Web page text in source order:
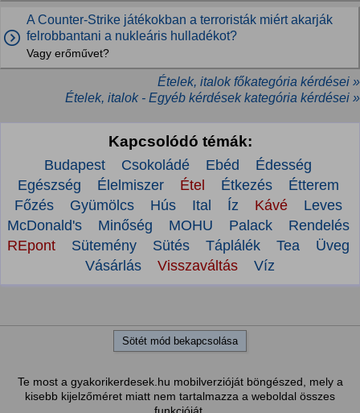
A Counter-Strike játékokban a terroristák miért akarják
felrobbantani a nukleáris hulladékot?
Vagy erőművet?
Ételek, italok főkategória kérdései »
Ételek, italok - Egyéb kérdések kategória kérdései »
Kapcsolódó témák:
Budapest Csokoládé Ebéd
Édesség
Egészség
Élelmiszer Étel Étkezés
Étterem
Főzés
Gyümölcs Hús Ital Íz Kávé
Leves
McDonald's
Minőség MOHU Palack
Rendelés
REpont
Sütemény Sütés Táplálék Tea
Üveg
Vásárlás
Visszaváltás Víz
Sötét mód bekapcsolása
Te most a gyakorikerdesek.hu mobilverzióját böngészed, mely a
kisebb kijelzőméret miatt nem tartalmazza a weboldal összes